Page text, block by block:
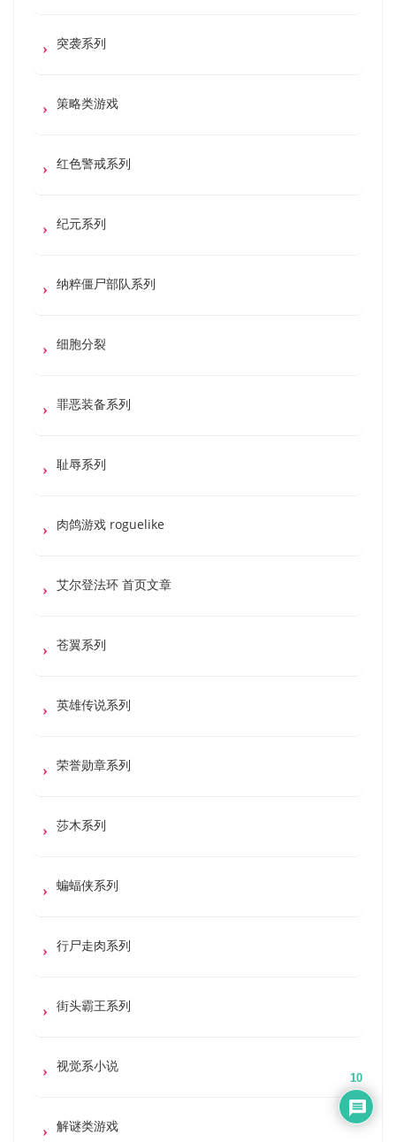
突袭系列
策略类游戏
红色警戒系列
纪元系列
纳粹僵尸部队系列
细胞分裂
罪恶装备系列
耻辱系列
肉鸽游戏 roguelike
艾尔登法环 首页文章
苍翼系列
英雄传说系列
荣誉勋章系列
莎木系列
蝙蝠侠系列
行尸走肉系列
街头霸王系列
视觉系小说
解谜类游戏
10